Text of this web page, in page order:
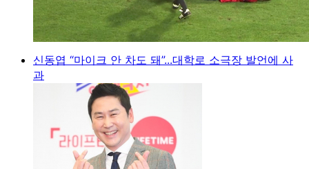
신동엽 “마이크 안 차도 돼”...대학로 소극장 발언에 사
과